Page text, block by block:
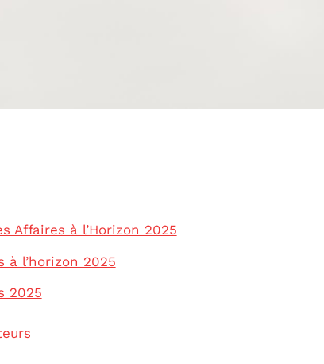
Affaires à l’Horizon 2025
à l’horizon 2025
2025